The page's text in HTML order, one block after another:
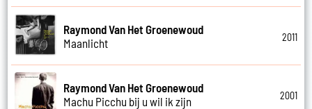
Raymond Van Het Groenewoud
Maanlicht
2011
Raymond Van Het Groenewoud
Machu Picchu bij u wil ik zijn
2001